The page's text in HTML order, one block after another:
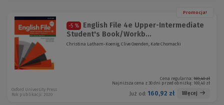
Promocja!
-5 %
English File 4e Upper-Intermediate
Student's Book/Workb...
Christina Latham-Koenig, Clive Oxenden, Kate Chomacki
Cena regularna: 169,40 zł
Najniższa cena z 30 dni przed obniżką: 169,40 zł
Już od: 160,92 zł Więcej
Oxford University Press
Rok publikacji: 2020